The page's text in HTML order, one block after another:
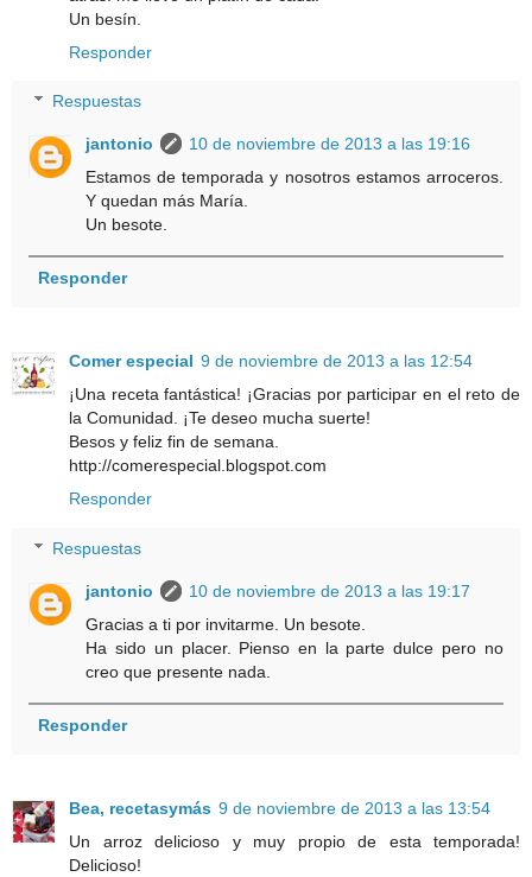
Un besín.
Responder
Respuestas
jantonio
10 de noviembre de 2013 a las 19:16
Estamos de temporada y nosotros estamos arroceros.
Y quedan más María.
Un besote.
Responder
Comer especial 9 de noviembre de 2013 a las 12:54
¡Una receta fantástica! ¡Gracias por participar en el reto de
la Comunidad. ¡Te deseo mucha suerte!
Besos y feliz fin de semana.
http://comerespecial.blogspot.com
Responder
Respuestas
jantonio
10 de noviembre de 2013 a las 19:17
Gracias a ti por invitarme. Un besote.
Ha sido un placer. Pienso en la parte dulce pero no
creo que presente nada.
Responder
Bea, recetasymás 9 de noviembre de 2013 a las 13:54
Un arroz delicioso y muy propio de esta temporada!
Delicioso!